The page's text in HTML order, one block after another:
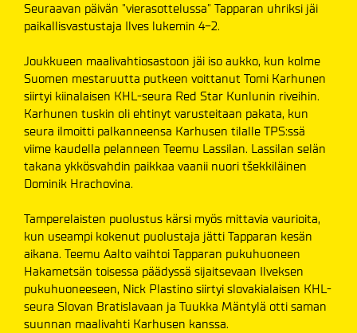
Seuraavan päivän "vierasottelussa" Tapparan uhriksi jäi
paikallisvastustaja Ilves lukemin 4-2.
Joukkueen maalivahtiosastoon jäi iso aukko, kun kolme
Suomen mestaruutta putkeen voittanut Tomi Karhunen
siirtyi kiinalaisen KHL-seura Red Star Kunlunin riveihin.
Karhunen tuskin oli ehtinyt varusteitaan pakata, kun
seura ilmoitti palkanneensa Karhusen tilalle TPS:ssä
viime kaudella pelanneen Teemu Lassilan. Lassilan selän
takana ykkösvahdin paikkaa vaanii nuori tšekkiläinen
Dominik Hrachovina.
Tamperelaisten puolustus kärsi myös mittavia vaurioita,
kun useampi kokenut puolustaja jätti Tapparan kesän
aikana. Teemu Aalto vaihtoi Tapparan pukuhuoneen
Hakametsän toisessa päädyssä sijaitsevaan Ilveksen
pukuhuoneeseen, Nick Plastino siirtyi slovakialaisen KHL-
seura Slovan Bratislavaan ja Tuukka Mäntylä otti saman
suunnan maalivahti Karhusen kanssa.